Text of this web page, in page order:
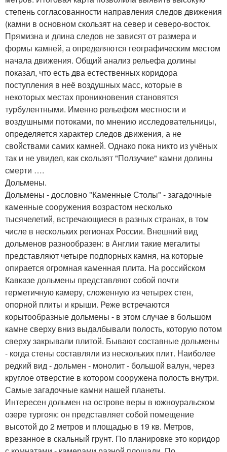
степень согласованности направления следов движения
(камни в основном скользят на север и северо-восток.
Прямизна и длина следов не зависят от размера и
формы камней, а определяются географическим местом
начала движения. Общий анализ рельефа долины
показал, что есть два естественных коридора
поступления в неё воздушных масс, которые в
некоторых местах проникновения становятся
турбулентными. Именно рельефом местности и
воздушными потоками, по мнению исследовательницы,
определяется характер следов движения, а не
свойствами самих камней. Однако пока никто из учёных
так и не увидел, как скользят "Ползучие" камни долины
смерти ….
Дольмены.
Дольмены - дословно "Каменные Столы" - загадочные
каменные сооружения возрастом несколько
тысячелетий, встречающиеся в разных странах, в том
числе в нескольких регионах России. Внешний вид
дольменов разнообразен: в Англии такие мегалиты
представляют четыре подпорных камня, на которые
опирается огромная каменная плита. На российском
Кавказе дольмены представляют собой почти
герметичную камеру, сложенную из четырех стен,
опорной плиты и крыши. Реже встречаются
корытообразные дольмены - в этом случае в большом
камне сверху вниз выдалбывали полость, которую потом
сверху закрывали плитой. Бывают составные дольмены
- когда стены составляли из нескольких плит. Наиболее
редкий вид - дольмен - монолит - большой валун, через
круглое отверстие в котором сооружена полость внутри.
Самые загадочные камни нашей планеты.
Интересен дольмен на острове веры в южноуральском
озере тургояк: он представляет собой помещение
высотой до 2 метров и площадью в 19 кв. Метров,
врезанное в скальный грунт. По планировке это коридор